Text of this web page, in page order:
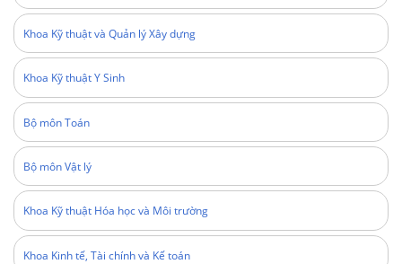
Khoa Kỹ thuật và Quản lý Xây dựng
Khoa Kỹ thuật Y Sinh
Bộ môn Toán
Bộ môn Vật lý
Khoa Kỹ thuật Hóa học và Môi trường
Khoa Kinh tế, Tài chính và Kế toán